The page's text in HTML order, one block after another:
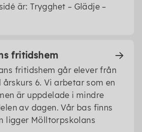
är: Trygghet – Glädje –
fritidshem
fritidshem går elever från
6. Vi arbetar som en
är uppdelade i mindre
av dagen. Vår bas finns
ligger Mölltorpskolans